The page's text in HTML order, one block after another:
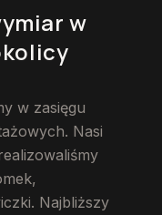
w
w zasięgu
Nasi
Najbliższy